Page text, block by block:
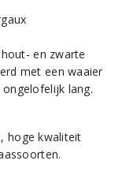
en zwarte
met een waaier
lang.
hoge kwaliteit